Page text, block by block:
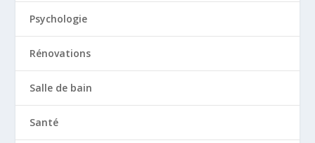
Psychologie
Rénovations
Salle de bain
Santé